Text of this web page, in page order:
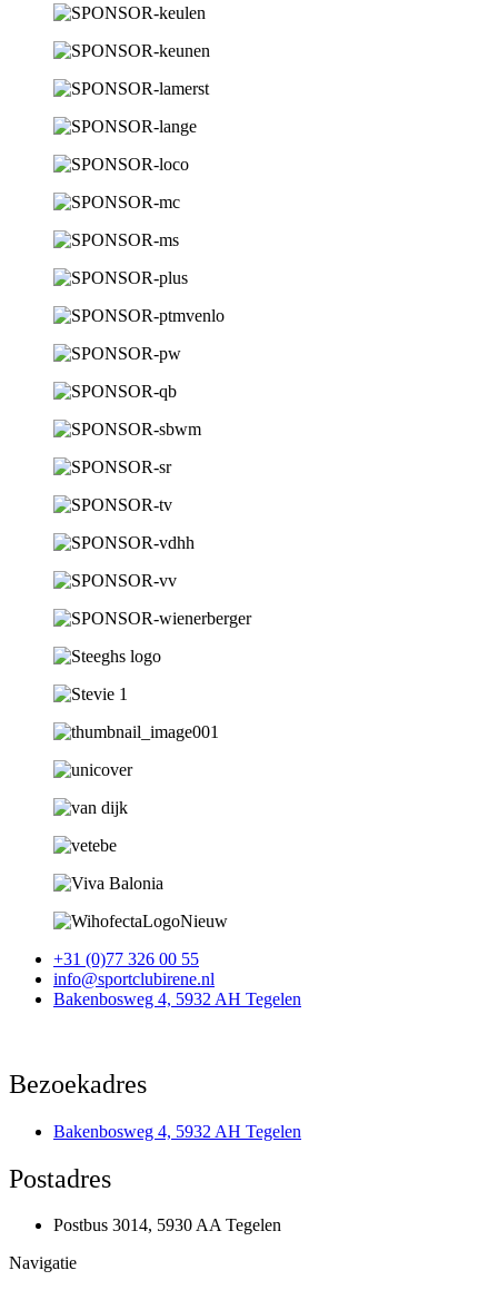
+31 (0)77 326 00 55
info@sportclubirene.nl
Bakenbosweg 4, 5932 AH Tegelen
Bezoekadres
Bakenbosweg 4, 5932 AH Tegelen
Postadres
Postbus 3014, 5930 AA Tegelen
Navigatie